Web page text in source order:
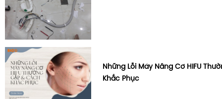
Những Lỗi Máy Nâng Cơ HIFU
Khắc Phục